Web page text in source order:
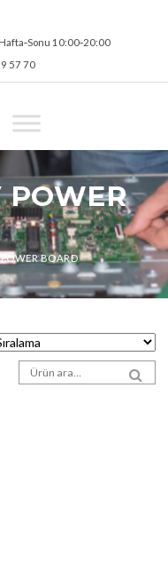
10:00‑20:00
57 70
BOARD
Arama sonuçları: